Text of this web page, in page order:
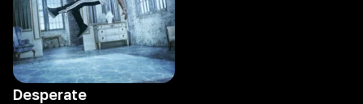
Desperate